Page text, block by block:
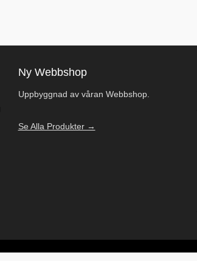
Ny Webbshop
Uppbyggnad av våran Webbshop.
Se Alla Produkter →